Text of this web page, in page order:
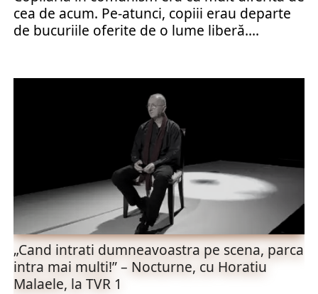
cea de acum. Pe-atunci, copiii erau departe
de bucuriile oferite de o lume liberă....
„Cand intrati dumneavoastra pe scena, parca
intra mai multi!” – Nocturne, cu Horatiu
Malaele, la TVR 1